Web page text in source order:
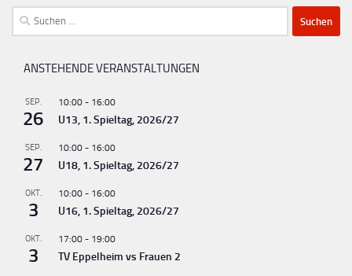
Suchen
nach:
ANSTEHENDE VERANSTALTUNGEN
SEP.
26
10:00 - 16:00
U13, 1. Spieltag, 2026/27
SEP.
27
10:00 - 16:00
U18, 1. Spieltag, 2026/27
OKT.
3
10:00 - 16:00
U16, 1. Spieltag, 2026/27
OKT.
3
17:00 - 19:00
TV Eppelheim vs Frauen 2